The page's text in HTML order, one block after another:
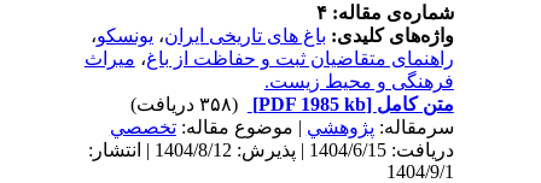
شماره‌ی مقاله: ۴
واژه‌های کلیدی: باغ های تاریخی ایران، یونسکو
راهنمای متقاضیان ثبت و حفاظت از باغ،میراث
فرهنگی و محیط زیست.
متن کامل[PDF 1985 kb]
(۳۵۸ دریافت)
سرمقاله:پژوهشي| موضوع مقاله:تخصصي
دریافت: 1404/6/15 | پذیرش: 1404/8/12 | انتشار:
1404/9/1